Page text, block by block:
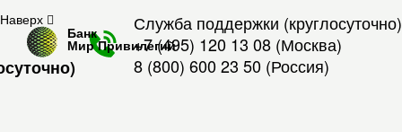
Служба поддержки (круглосуточно)
+7 (495) 120 13 08 (Москва)
8 (800) 600 23 50 (Россия)
Наверх
Банк
Мир Привилегий